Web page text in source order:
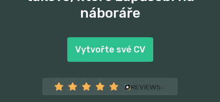
náboráře
Vytvořte své CV